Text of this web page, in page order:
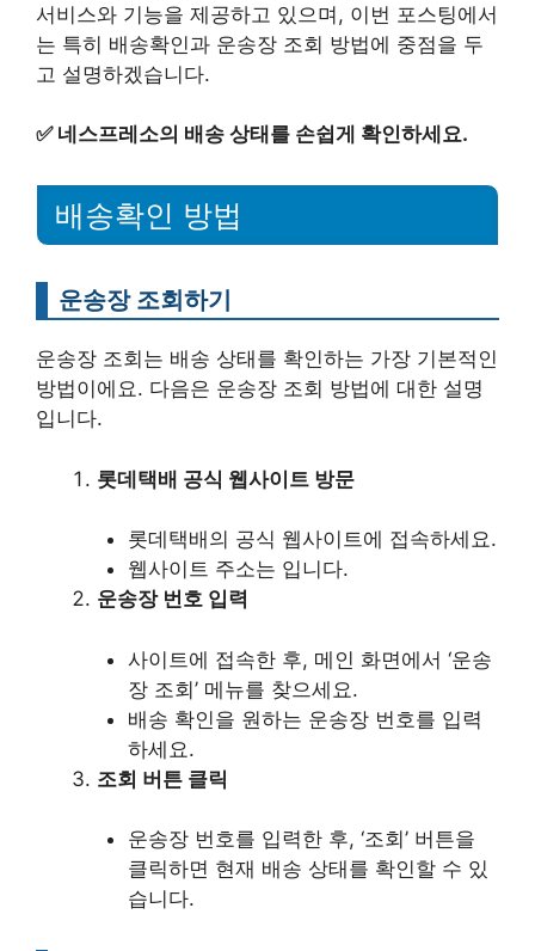
서비스와 기능을 제공하고 있으며, 이번 포스팅에서
는 특히 배송확인과 운송장 조회 방법에 중점을 두
고 설명하겠습니다.
✅ 네스프레소의 배송 상태를 손쉽게 확인하세요.
배송확인 방법
운송장 조회하기
운송장 조회는 배송 상태를 확인하는 가장 기본적인
방법이에요. 다음은 운송장 조회 방법에 대한 설명
입니다.
롯데택배 공식 웹사이트 방문
롯데택배의 공식 웹사이트에 접속하세요.
웹사이트 주소는 입니다.
운송장 번호 입력
사이트에 접속한 후, 메인 화면에서 ‘운송
장 조회’ 메뉴를 찾으세요.
배송 확인을 원하는 운송장 번호를 입력
하세요.
조회 버튼 클릭
운송장 번호를 입력한 후, ‘조회’ 버튼을
클릭하면 현재 배송 상태를 확인할 수 있
습니다.